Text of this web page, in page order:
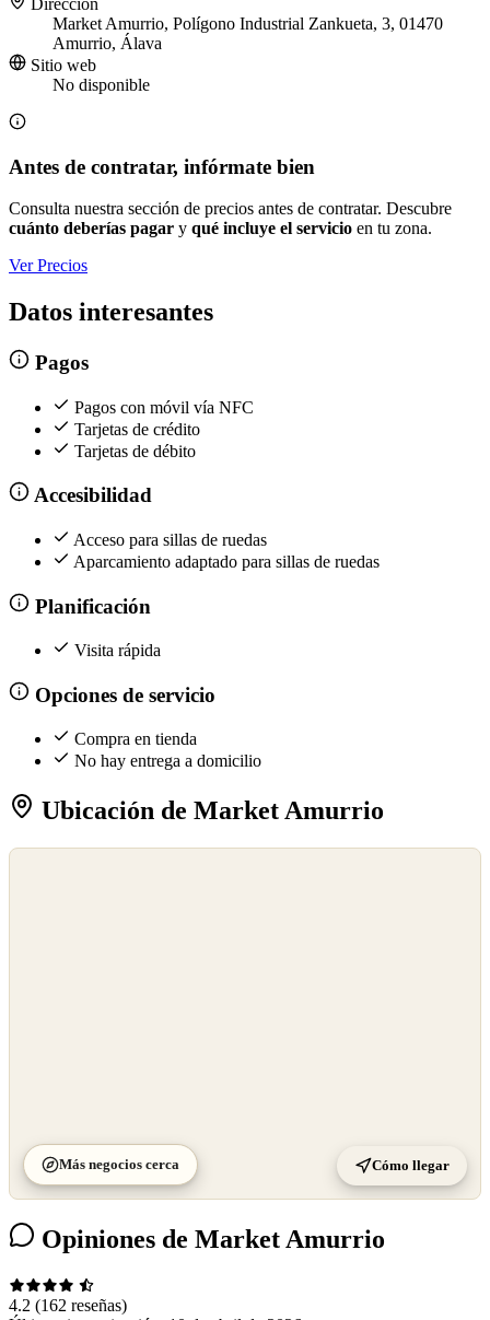
Dirección
Market Amurrio, Polígono Industrial Zankueta, 3, 01470
Amurrio, Álava
Sitio web
No disponible
Antes de contratar, infórmate bien
Consulta nuestra sección de precios antes de contratar. Descubre
cuánto deberías pagar y qué incluye el servicio en tu zona.
Ver Precios
Datos interesantes
Pagos
Pagos con móvil vía NFC
Tarjetas de crédito
Tarjetas de débito
Accesibilidad
Acceso para sillas de ruedas
Aparcamiento adaptado para sillas de ruedas
Planificación
Visita rápida
Opciones de servicio
Compra en tienda
No hay entrega a domicilio
Ubicación de Market Amurrio
Más negocios cerca Cómo llegar
Opiniones de Market Amurrio
4.2 (162 reseñas)